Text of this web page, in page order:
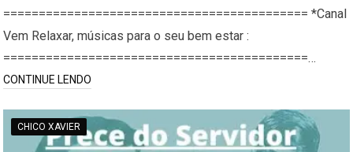
=========================================== *Canal
Vem Relaxar, músicas para o seu bem estar :
===========================================…
CONTINUE LENDO
CHICO XAVIER